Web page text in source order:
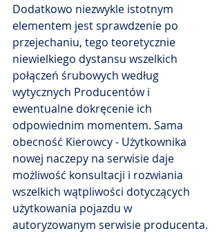
Dodatkowo niezwykle istotnym
elementem jest sprawdzenie po
przejechaniu, tego teoretycznie
niewielkiego dystansu wszelkich
połączeń śrubowych według
wytycznych Producentów i
ewentualne dokręcenie ich
odpowiednim momentem. Sama
obecność Kierowcy - Użytkownika
nowej naczepy na serwisie daje
możliwość konsultacji i rozwiania
wszelkich wątpliwości dotyczących
użytkowania pojazdu w
autoryzowanym serwisie producenta.